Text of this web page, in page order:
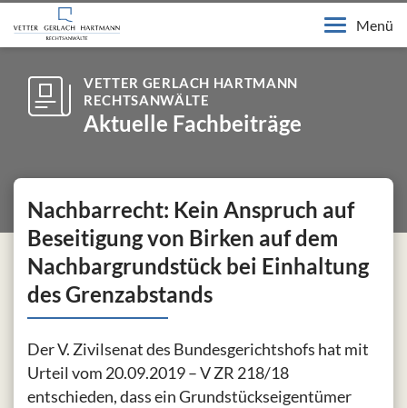
Menü
VETTER GERLACH HARTMANN
RECHTSANWÄLTE
Aktuelle Fachbeiträge
Nachbarrecht: Kein Anspruch auf
Beseitigung von Birken auf dem
Nachbargrundstück bei Einhaltung
des Grenzabstands
Der V. Zivilsenat des Bundesgerichtshofs hat mit
Urteil vom 20.09.2019 – V ZR 218/18
entschieden, dass ein Grundstückseigentümer